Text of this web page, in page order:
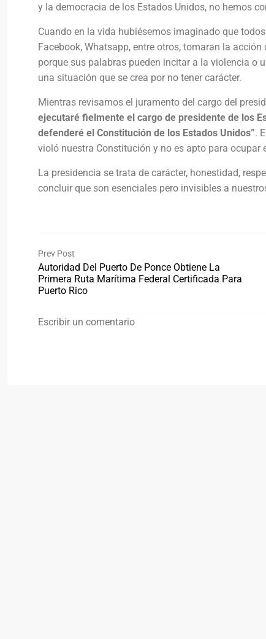
y la democracia de los Estados Unidos, no hemos
Cuando en la vida hubiésemos imaginado que
Facebook, Whatsapp, entre otros, tomaran la
porque sus palabras pueden incitar a la violencia o
una situación que se crea por no tener carácter.
Mientras revisamos el juramento del cargo del
ejecutaré fielmente el cargo de presidente de los
defenderé el Constitución de los Estados Unidos”.
violó nuestra Constitución y no es apto para ocupar
La presidencia se trata de carácter, honestidad,
concluir que son esenciales pero invisibles a
Prev Post
Autoridad Del Puerto De Ponce Obtiene La
Primera Ruta Marítima Federal Certificada Para
Puerto Rico
Escribir un comentario